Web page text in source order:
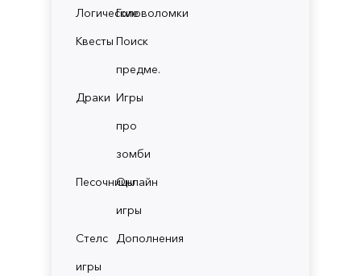
ЛогическиеГоловоломки
Квесты Поиск
предме.
Драки Игры
про
зомби
ПесочницыОнлайн
игры
Стелс
игры
Дополнения